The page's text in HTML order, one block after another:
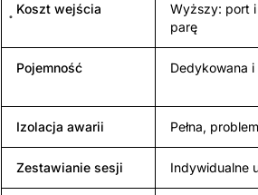
Koszt wejścia
Wyższy: port
parę
Pojemność Dedykowana
Izolacja awarii Pełna,
Zestawianie sesji Indywidualne